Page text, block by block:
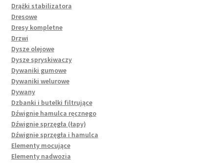
Drążki stabilizatora
Dresowe
Dresy kompletne
Drzwi
Dysze olejowe
Dysze spryskiwaczy
Dywaniki gumowe
Dywaniki welurowe
Dywany
Dzbanki i butelki filtrujące
Dźwignie hamulca ręcznego
Dźwignie sprzęgła (łapy)
Dźwignie sprzęgła i hamulca
Elementy mocujące
Elementy nadwozia